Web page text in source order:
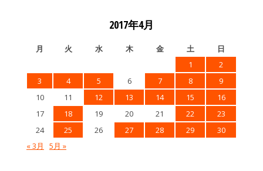
2017年4月
月 火 水 木 金 土
日
1
2
3
4 5 6 7 8
9
10
11 12 13 14 15
16
17
18 19 20 21 22
23
24
25 26 27 28 29
30
« 3月
5月 »